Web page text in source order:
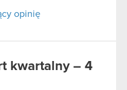
opinię
kwartalny – 4